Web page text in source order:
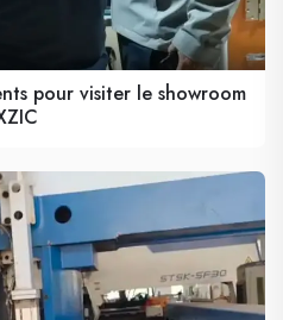
pour visiter le showroom